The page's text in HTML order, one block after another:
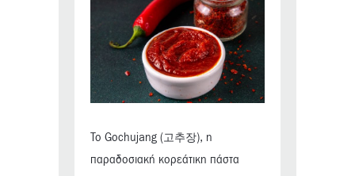
Το Gochujang (고추장), η
παραδοσιακή κορεάτικη πάστα